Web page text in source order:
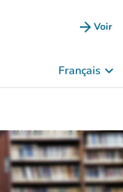
arrow_forward Voir
Français keyboard_arrow_down